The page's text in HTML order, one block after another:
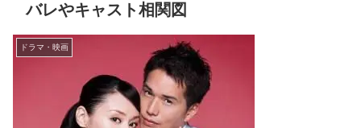
バレやキャスト相関図
ドラマ・映画